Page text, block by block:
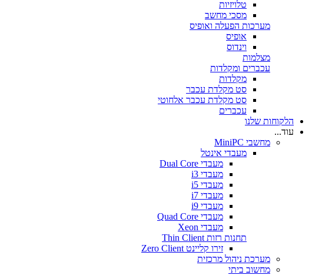
טלויזיות
מסכי מחשב
מערכות הפעלה ואופיס
אופיס
וינדוס
מצלמות
עכברים ומקלדות
מקלדות
סט מקלדת עכבר
סט מקלדת עכבר אלחוטי
עכברים
הלקוחות שלנו
עוד...
מחשבי MiniPC
מעבדי אינטל
מעבדי Dual Core
מעבדי i3
מעבדי i5
מעבדי i7
מעבדי i9
מעבדי Quad Core
מעבדי Xeon
תחנות רזות Thin Client
זירו קליינט Zero Client
מערכת ניהול מרכזית
מחשוב ביתי